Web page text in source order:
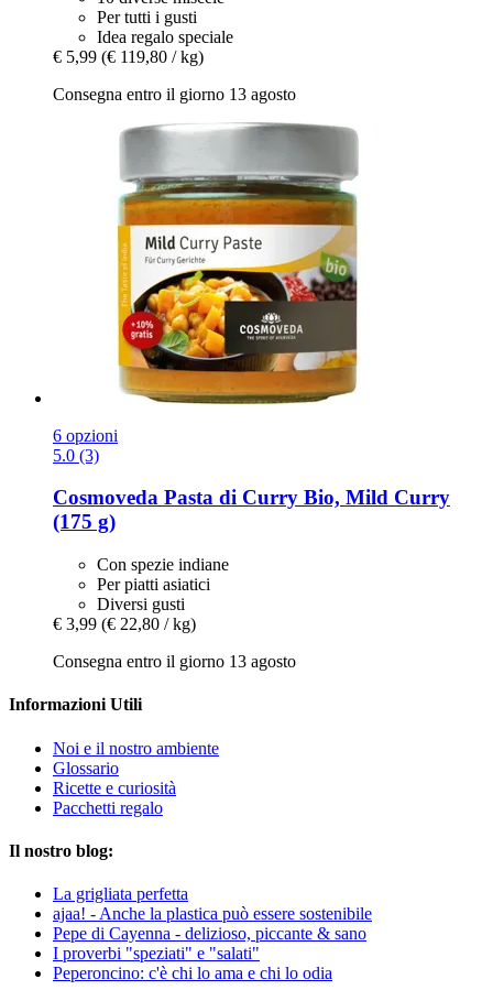
Per tutti i gusti
Idea regalo speciale
€ 5,99 (€ 119,80 / kg)
Consegna entro il giorno 13 agosto
6 opzioni
5.0 (3)
Cosmoveda Pasta di Curry Bio, Mild Curry
(175 g)
Con spezie indiane
Per piatti asiatici
Diversi gusti
€ 3,99 (€ 22,80 / kg)
Consegna entro il giorno 13 agosto
Informazioni Utili
Noi e il nostro ambiente
Glossario
Ricette e curiosità
Pacchetti regalo
Il nostro blog:
La grigliata perfetta
ajaa! - Anche la plastica può essere sostenibile
Pepe di Cayenna - delizioso, piccante & sano
I proverbi "speziati" e "salati"
Peperoncino: c'è chi lo ama e chi lo odia